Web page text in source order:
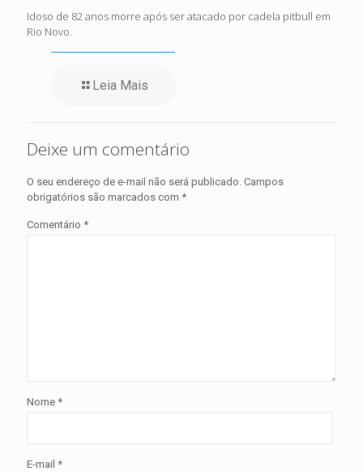
Idoso de 82 anos morre após ser atacado por cadela pitbull em
Rio Novo.
Leia Mais
Deixe um comentário
O seu endereço de e-mail não será publicado. Campos
obrigatórios são marcados com *
Comentário *
Nome *
E-mail *